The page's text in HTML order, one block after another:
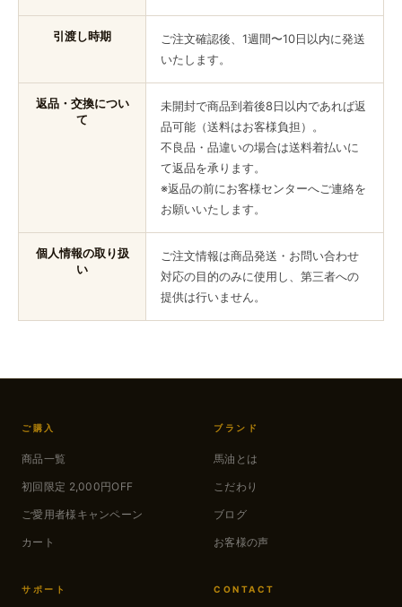
引渡し時期
ご注文確認後、1週間〜10日以内に発送
いたします。
返品・交換につい
て
未開封で商品到着後8日以内であれば返
品可能（送料はお客様負担）。
不良品・品違いの場合は送料着払いに
て返品を承ります。
※返品の前にお客様センターへご連絡を
お願いいたします。
個人情報の取り扱
い
ご注文情報は商品発送・お問い合わせ
対応の目的のみに使用し、第三者への
提供は行いません。
ご購入
商品一覧
初回限定 2,000円OFF
ご愛用者様キャンペーン
カート
ブランド
馬油とは
こだわり
ブログ
お客様の声
サポート CONTACT